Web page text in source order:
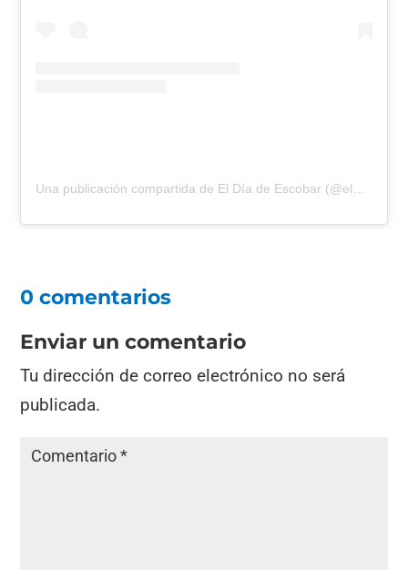
0 comentarios
Enviar un comentario
Tu dirección de correo electrónico no será
publicada.